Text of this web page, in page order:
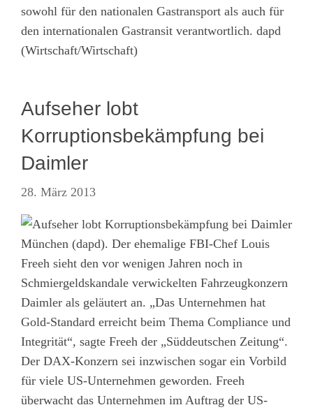
sowohl für den nationalen Gastransport als auch für
den internationalen Gastransit verantwortlich. dapd
(Wirtschaft/Wirtschaft)
Aufseher lobt
Korruptionsbekämpfung bei
Daimler
28. März 2013
München (dapd). Der ehemalige FBI-Chef Louis
Freeh sieht den vor wenigen Jahren noch in
Schmiergeldskandale verwickelten Fahrzeugkonzern
Daimler als geläutert an. „Das Unternehmen hat
Gold-Standard erreicht beim Thema Compliance und
Integrität“, sagte Freeh der „Süddeutschen Zeitung“.
Der DAX-Konzern sei inzwischen sogar ein Vorbild
für viele US-Unternehmen geworden. Freeh
überwacht das Unternehmen im Auftrag der US-